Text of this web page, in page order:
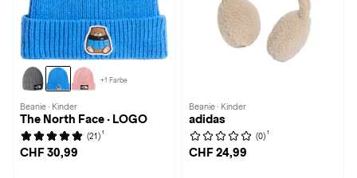
+1 Farbe
Beanie · Kinder
The North Face · LOGO
(21) 1
CHF 30,99
Beanie · Kinder
adidas
(0) 1
CHF 24,99